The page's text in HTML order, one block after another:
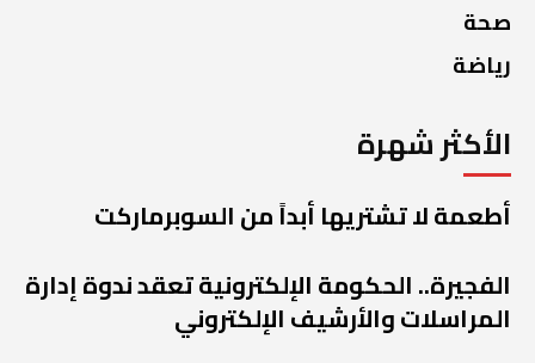
صحة
رياضة
الأكثر شهرة
أطعمة لا تشتريها أبداً من السوبرماركت
الفجيرة.. الحكومة الإلكترونية تعقد ندوة إدارة
المراسلات والأرشيف الإلكتروني